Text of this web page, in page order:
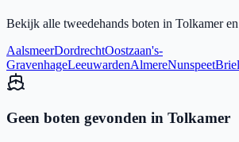
Bekijk alle tweedehands boten in Tolkameren
AalsmeerDordrechtOostzaan's-
GravenhageLeeuwardenAlmereNunspeet
Geen boten gevonden in Tolkamer